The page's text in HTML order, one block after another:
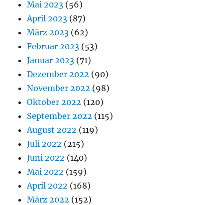
Mai 2023 (56)
April 2023 (87)
März 2023 (62)
Februar 2023 (53)
Januar 2023 (71)
Dezember 2022 (90)
November 2022 (98)
Oktober 2022 (120)
September 2022 (115)
August 2022 (119)
Juli 2022 (215)
Juni 2022 (140)
Mai 2022 (159)
April 2022 (168)
März 2022 (152)